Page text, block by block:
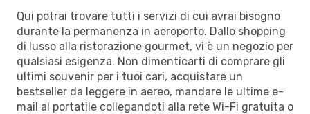
Qui potrai trovare tutti i servizi di cui avrai bisogno
durante la permanenza in aeroporto. Dallo shopping
di lusso alla ristorazione gourmet, vi è un negozio per
qualsiasi esigenza. Non dimenticarti di comprare gli
ultimi souvenir per i tuoi cari, acquistare un
bestseller da leggere in aereo, mandare le ultime e-
mail al portatile collegandoti alla rete Wi-Fi gratuita o